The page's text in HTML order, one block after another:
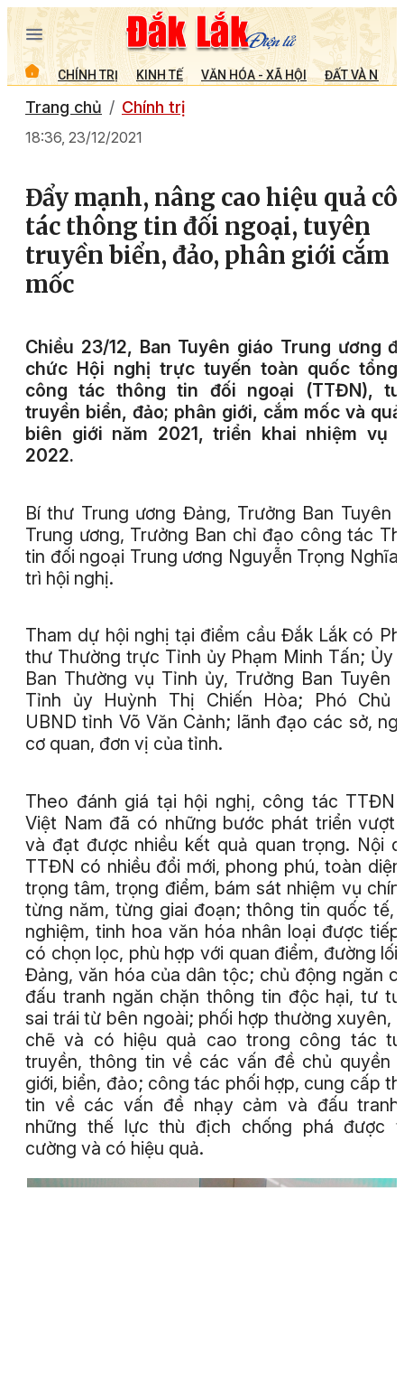
CHÍNH TRỊ KINH TẾ VĂN HÓA - XÃ HỘI ĐẤT VÀ
Trang chủ Chính trị
18:36, 23/12/2021
Đẩy mạnh, nâng cao hiệu quả
tác thông tin đối ngoại, tuyên
truyền biển, đảo, phân giới cắm
mốc
Chiều 23/12, Ban Tuyên giáo Trung ương
chức Hội nghị trực tuyến toàn quốc tổng
công tác thông tin đối ngoại (TTĐN),
truyền biển, đảo; phân giới, cắm mốc và
biên giới năm 2021, triển khai nhiệm vụ
2022.
Bí thư Trung ương Đảng, Trưởng Ban Tuyên
Trung ương, Trưởng Ban chỉ đạo công tác
tin đối ngoại Trung ương Nguyễn Trọng Nghĩa
trì hội nghị.
Tham dự hội nghị tại điểm cầu Đắk Lắk có
thư Thường trực Tỉnh ủy Phạm Minh Tấn; Ủy
Ban Thường vụ Tỉnh ủy, Trưởng Ban Tuyên
Tỉnh ủy Huỳnh Thị Chiến Hòa; Phó Chủ
UBND tỉnh Võ Văn Cảnh; lãnh đạo các sở,
cơ quan, đơn vị của tỉnh.
Theo đánh giá tại hội nghị, công tác TTĐN
Việt Nam đã có những bước phát triển vượt
và đạt được nhiều kết quả quan trọng. Nội
TTĐN có nhiều đổi mới, phong phú, toàn
trọng tâm, trọng điểm, bám sát nhiệm vụ
từng năm, từng giai đoạn; thông tin quốc tế,
nghiệm, tinh hoa văn hóa nhân loại được
có chọn lọc, phù hợp với quan điểm, đường lối
Đảng, văn hóa của dân tộc; chủ động ngăn
đấu tranh ngăn chặn thông tin độc hại, tư
sai trái từ bên ngoài; phối hợp thường xuyên,
chẽ và có hiệu quả cao trong công tác
truyền, thông tin về các vấn đề chủ quyền
giới, biển, đảo; công tác phối hợp, cung cấp
tin về các vấn đề nhạy cảm và đấu
những thế lực thù địch chống phá được
cường và có hiệu quả.